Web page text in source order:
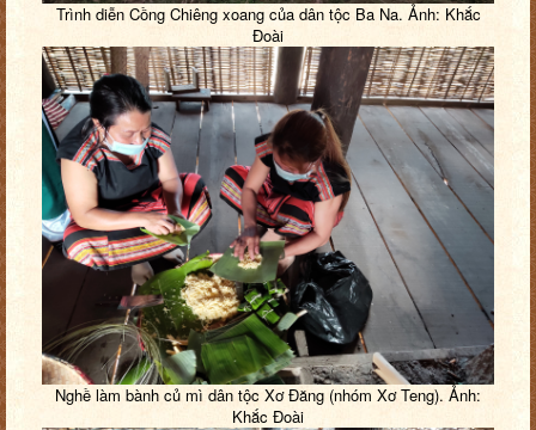
Trình diễn Cồng Chiêng xoang của dân tộc Ba Na. Ảnh: Khắc
Đoài
Nghề làm bành củ mì dân tộc Xơ Đăng (nhóm Xơ Teng). Ảnh:
Khắc Đoài